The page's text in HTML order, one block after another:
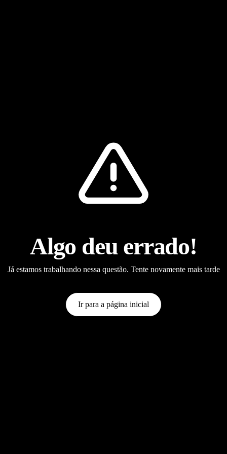
Algo deu errado!
Já estamos trabalhando nessa questão. Tente novamente mais tarde
Ir para a página inicial